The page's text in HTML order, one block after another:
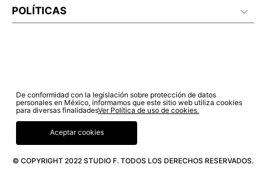
POLÍTICAS
© COPYRIGHT 2022 STUDIO F. TODOS LOS DERECHOS RESERVADOS.
De conformidad con la legislación sobre protección de datos
personales en México, informamos que este sitio web utiliza cookies
para diversas finalidadesVer Política de uso de cookies.
Aceptar cookies